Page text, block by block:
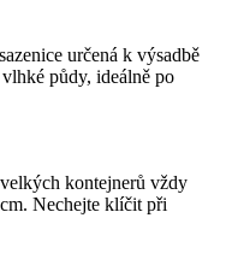
určená k výsadbě
půdy, ideálně po
kontejnerů vždy
Nechejte klíčit při